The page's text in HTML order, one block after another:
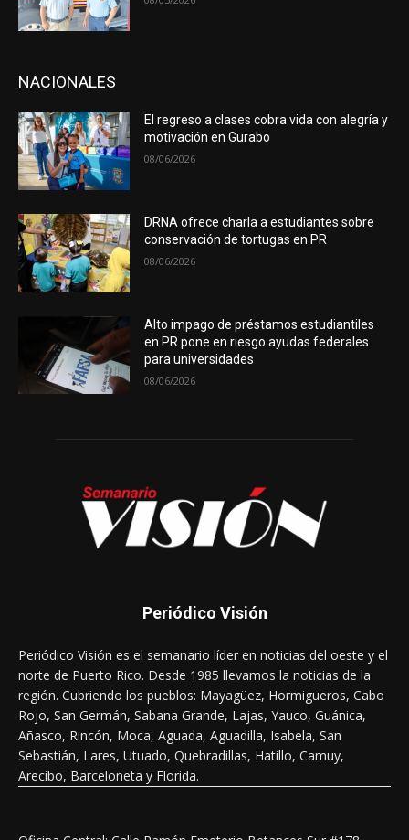
NACIONALES
El regreso a clases cobra vida con alegría y
motivación en Gurabo
08/06/2026
DRNA ofrece charla a estudiantes sobre
conservación de tortugas en PR
08/06/2026
Alto impago de préstamos estudiantiles
en PR pone en riesgo ayudas federales
para universidades
08/06/2026
Periódico Visión
Periódico Visión es el semanario líder en noticias del oeste y el
norte de Puerto Rico. Desde 1985 llevamos la noticias de la
región. Cubriendo los pueblos: Mayagüez, Hormigueros, Cabo
Rojo, San Germán, Sabana Grande, Lajas, Yauco, Guánica,
Añasco, Rincón, Moca, Aguada, Aguadilla, Isabela, San
Sebastián, Lares, Utuado, Quebradillas, Hatillo, Camuy,
Arecibo, Barceloneta y Florida.